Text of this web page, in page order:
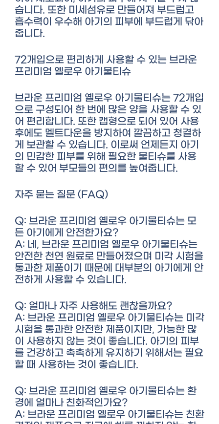
습니다. 또한 미세섬유로 만들어져 부드럽고
흡수력이 우수해 아기의 피부에 부드럽게 닦아
줍니다.
72개입으로 편리하게 사용할 수 있는 브라운
프리미엄 옐로우 아기물티슈
브라운 프리미엄 옐로우 아기물티슈는 72개입
으로 구성되어 한 번에 많은 양을 사용할 수 있
어 편리합니다. 또한 캡형으로 되어 있어 사용
후에도 멜트다운을 방지하여 깔끔하고 청결하
게 보관할 수 있습니다. 이로써 언제든지 아기
의 민감한 피부를 위해 필요한 물티슈를 사용
할 수 있어 부모들의 편의를 높여줍니다.
자주 묻는 질문 (FAQ)
Q: 브라운 프리미엄 옐로우 아기물티슈는 모
든 아기에게 안전한가요?
A: 네, 브라운 프리미엄 옐로우 아기물티슈는
안전한 천연 원료로 만들어졌으며 미각 시험을
통과한 제품이기 때문에 대부분의 아기에게 안
전하게 사용할 수 있습니다.
Q: 얼마나 자주 사용해도 괜찮을까요?
A: 브라운 프리미엄 옐로우 아기물티슈는 미각
시험을 통과한 안전한 제품이지만, 가능한 많
이 사용하지 않는 것이 좋습니다. 아기의 피부
를 건강하고 촉촉하게 유지하기 위해서는 필요
할 때 사용하는 것이 좋습니다.
Q: 브라운 프리미엄 옐로우 아기물티슈는 환
경에 얼마나 친화적인가요?
A: 브라운 프리미엄 옐로우 아기물티슈는 친환